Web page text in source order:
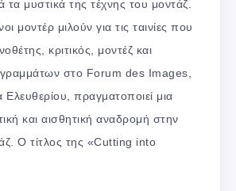
τα μυστικά της τέχνης του μοντάζ.
μοντέρ μιλούν για τις ταινίες που
κριτικός, μοντέζ και
στο Forum des Images,
πραγματοποιεί μια
και αισθητική αναδρομή στην
Ο τίτλος της «Cutting into